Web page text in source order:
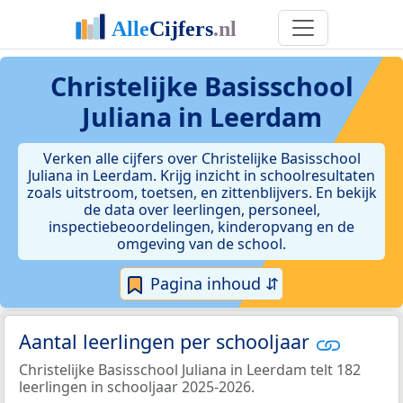
Christelijke Basisschool
Juliana in Leerdam
Verken alle cijfers over Christelijke Basisschool
Juliana in Leerdam. Krijg inzicht in schoolresultaten
zoals uitstroom, toetsen, en zittenblijvers. En bekijk
de data over leerlingen, personeel,
inspectiebeoordelingen, kinderopvang en de
omgeving van de school.
Pagina inhoud ⇵
Aantal leerlingen per schooljaar
Christelijke Basisschool Juliana in Leerdam telt 182
leerlingen in schooljaar 2025-2026.